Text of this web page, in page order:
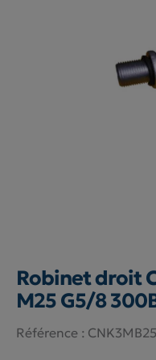
Robinet droit
M25 G5/8
Référence : CNK3MB25